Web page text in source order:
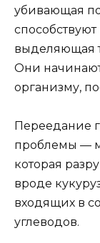
убивающая
выделяющая
Они
организму,
Переедание
проблемы —
которая
вроде
входящих в
углеводов.